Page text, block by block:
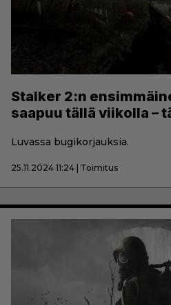
Stalker 2:n
saapuu tällä viikolla –
Luvassa bugikorjauksia.
25.11.2024 11:24 | Toimitus